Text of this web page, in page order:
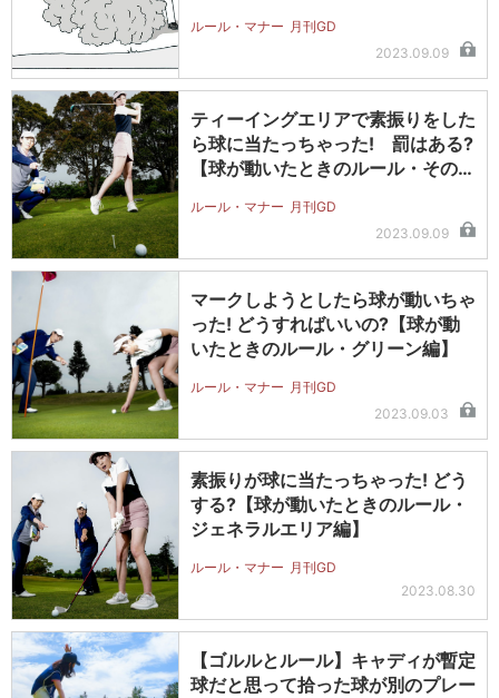
ルール・マナー 月刊GD
2023.09.09
ティーイングエリアで素振りをした
ら球に当たっちゃった! 罰はある?
【球が動いたときのルール・その他
ルール・マナー 月刊GD
2023.09.09
マークしようとしたら球が動いちゃ
った! どうすればいいの?【球が動
いたときのルール・グリーン編】
ルール・マナー 月刊GD
2023.09.03
素振りが球に当たっちゃった! どう
する?【球が動いたときのルール・
ジェネラルエリア編】
ルール・マナー 月刊GD
2023.08.30
【ゴルルとルール】キャディが暫定
球だと思って拾った球が別のプレー